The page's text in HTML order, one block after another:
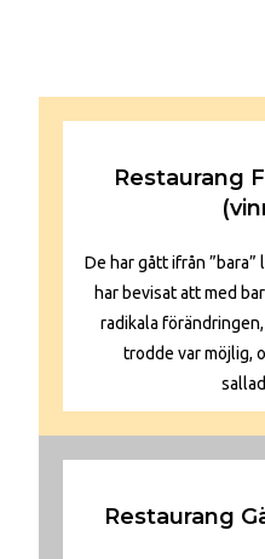
Restaurang
De har gått ifrån
har bevisat att med
radikala
trodde var möjlig,
Restaurang